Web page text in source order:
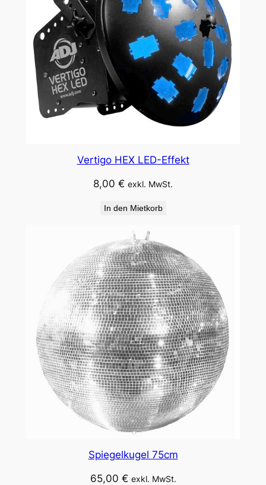
Vertigo HEX LED-Effekt
8,00 € exkl. MwSt.
In den Mietkorb
Spiegelkugel 75cm
65,00 € exkl. MwSt.